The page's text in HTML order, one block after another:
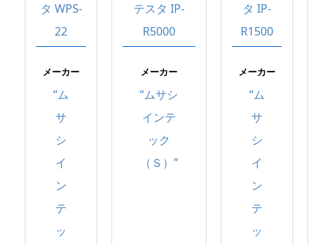
タ WPS-
22
メーカー
“ム
サ
シ
イ
ン
テ
ッ
テスタ IP-
R5000
メーカー
“ムサシ
インテ
ック
（Ｓ）”
タ IP-
R1500
メーカー
“ム
サ
シ
イ
ン
テ
ッ